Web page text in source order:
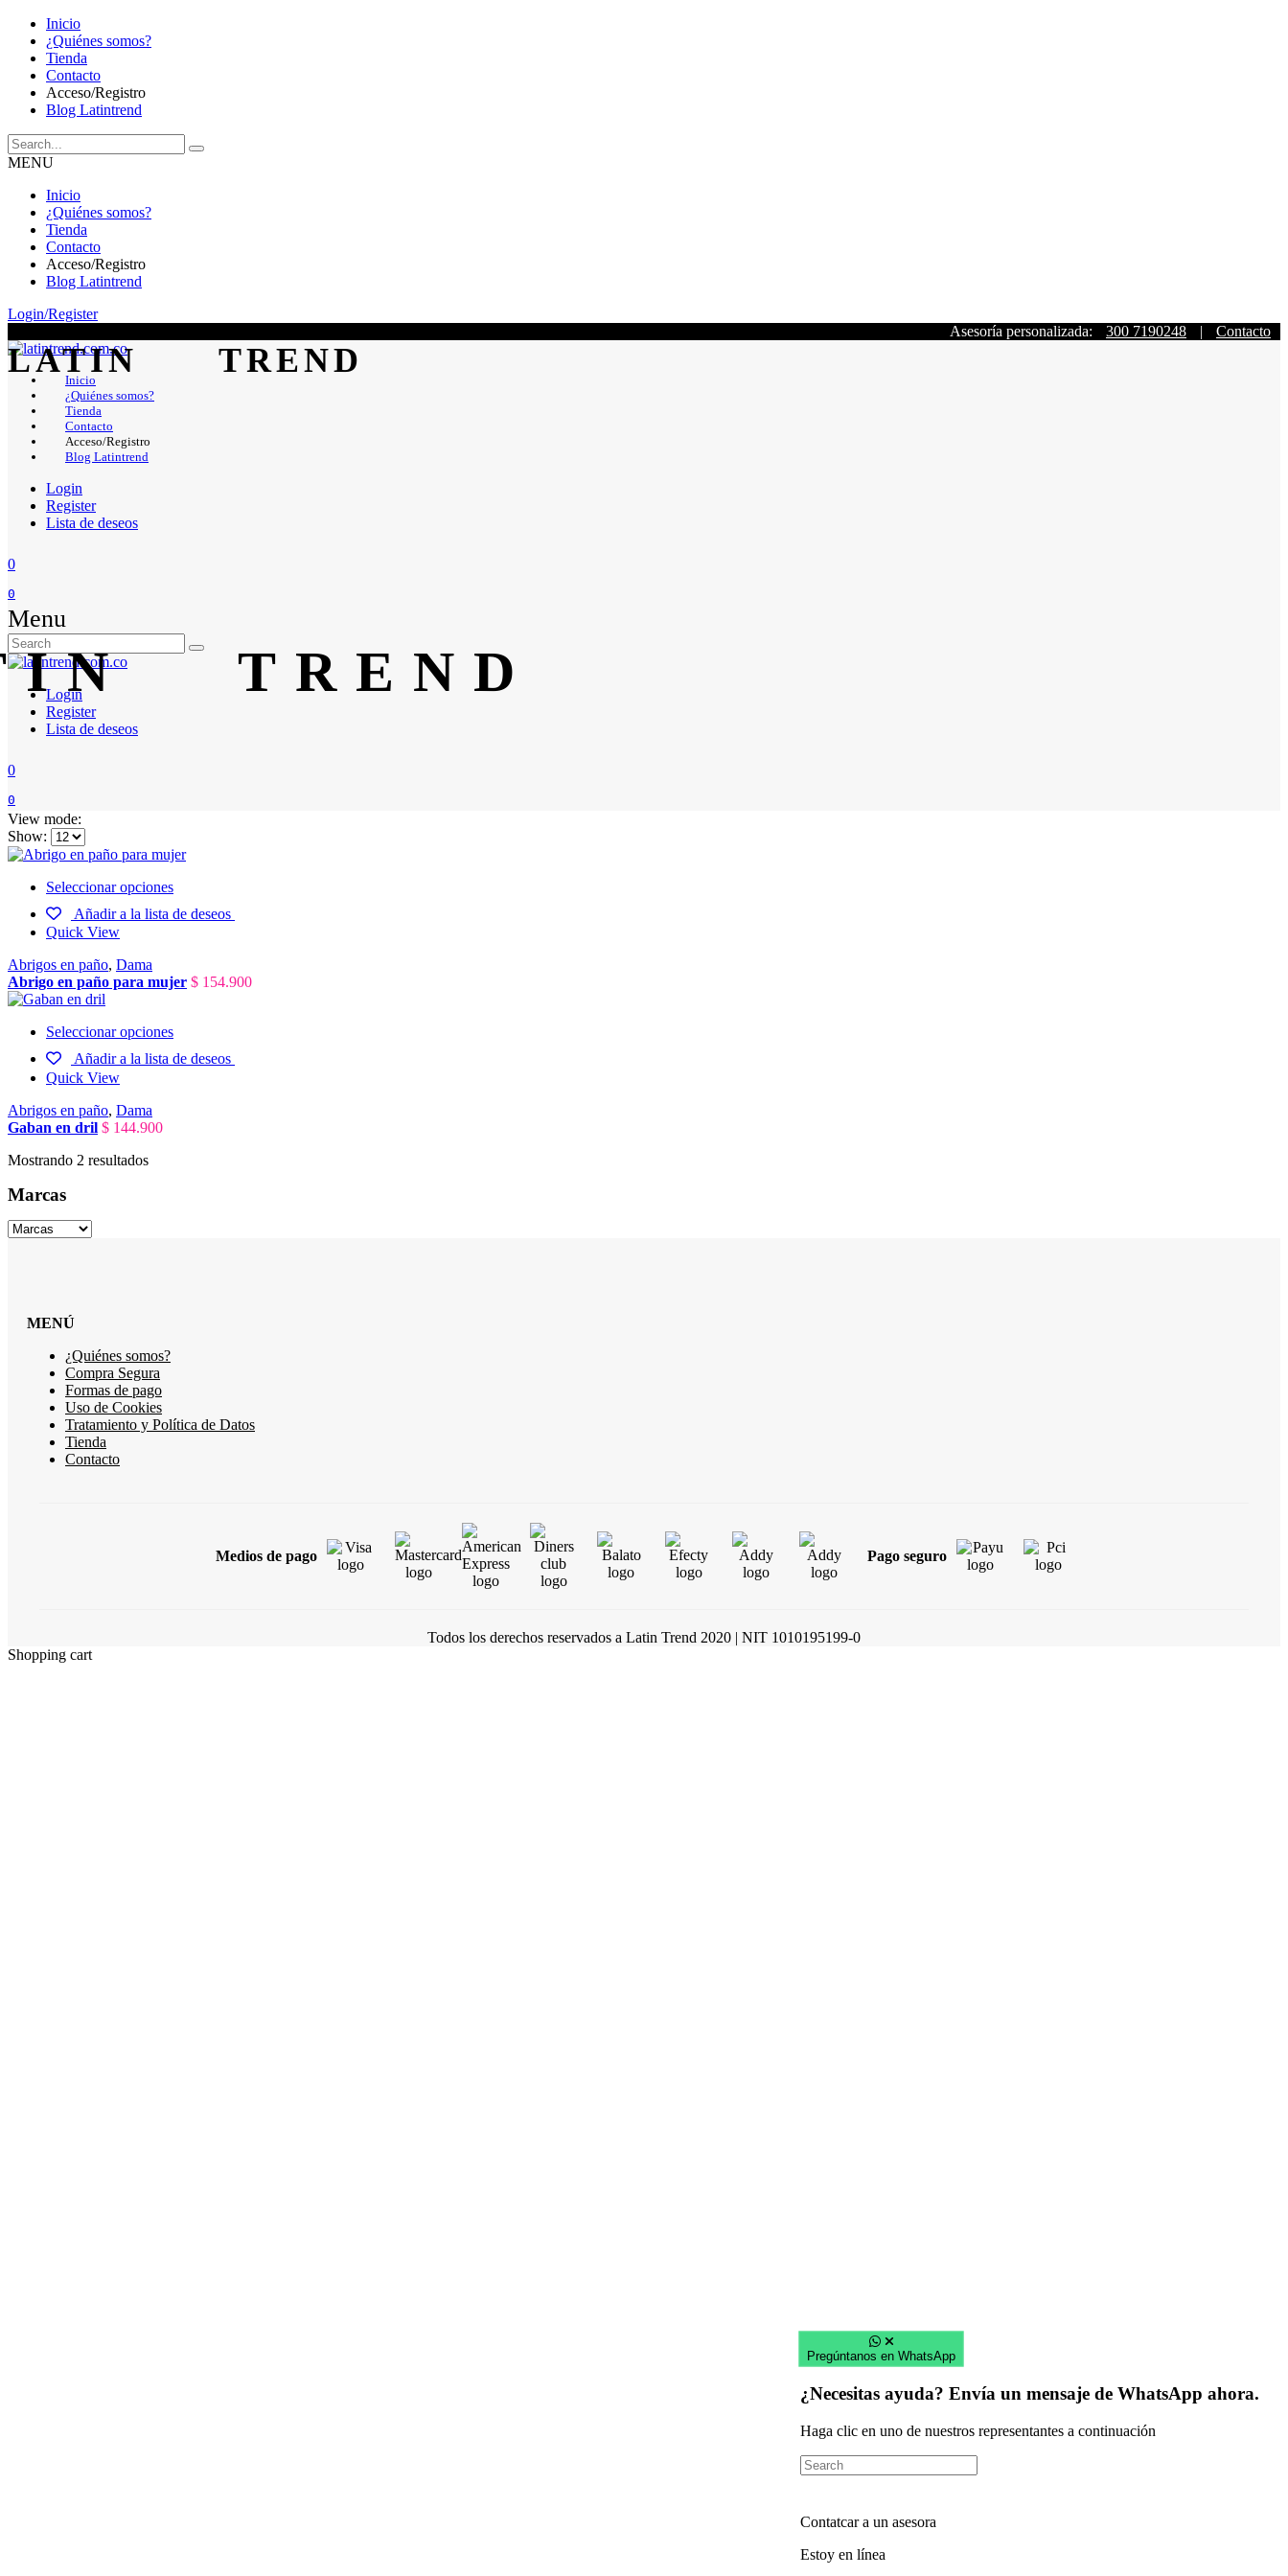
Inicio
¿Quiénes somos?
Tienda
Contacto
Acceso/Registro
Blog Latintrend
MENU
Inicio
¿Quiénes somos?
Tienda
Contacto
Acceso/Registro
Blog Latintrend
Login/Register
Asesoría personalizada:
300 7190248 | Contacto
Inicio
¿Quiénes somos?
Tienda
Contacto
Acceso/Registro
Blog Latintrend
Login
Register
Lista de deseos
0
0
Menu
Login
Register
Lista de deseos
0
0
View mode:
Show:
Seleccionar opciones
Añadir a la lista de deseos
Quick View
Abrigos en paño, Dama
Abrigo en paño para mujer $ 154.900
Seleccionar opciones
Añadir a la lista de deseos
Quick View
Abrigos en paño, Dama
Gaban en dril $ 144.900
Mostrando 2 resultados
Marcas
MENÚ
¿Quiénes somos?
Compra Segura
Formas de pago
Uso de Cookies
Tratamiento y Política de Datos
Tienda
Contacto
Medios de pago Pago seguro
Todos los derechos reservados a Latin Trend 2020 | NIT 1010195199-0
Shopping cart
Pregúntanos en WhatsApp
¿Necesitas ayuda? Envía un mensaje de WhatsApp ahora.
Haga clic en uno de nuestros representantes a continuación
Contatcar a un asesora
Estoy en línea